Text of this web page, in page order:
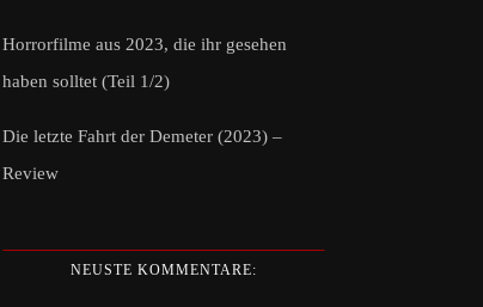
Horrorfilme aus 2023, die ihr gesehen
haben solltet (Teil 1/2)
Die letzte Fahrt der Demeter (2023) –
Review
NEUSTE KOMMENTARE: